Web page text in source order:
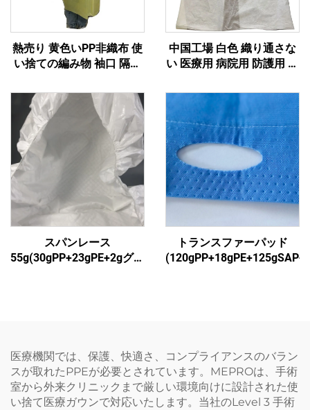
熱売り 黄色いPP非織布 使
い捨ての編み物 袖口 隔離
中国工場 白色 織り通さな
い 医療用 病院用 防護用 防
スパンレース
55g(30gPP+23gPE+2gグル
トランスファーパッド
医療機関では、保護、快適さ、コンプライアンスのバラン
スが取れたPPEが必要とされています。MEPROは、手術
室から外来クリニックまで厳しい環境向けに設計された使
い捨て医療ガウンで対応いたします。当社のLevel 3 手術